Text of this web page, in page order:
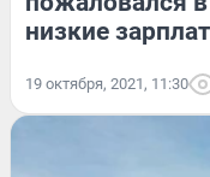
низкие
19 октября, 2021, 11:30